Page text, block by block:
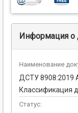
Информация о
Наименование
ДСТУ 8908:2019
Классификация
Статус: